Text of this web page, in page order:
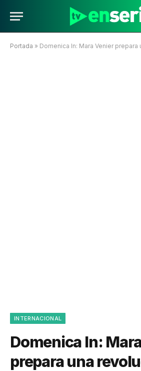
Portada » Domenica In: Mara Venier prepara una revolución en
INTERNACIONAL
Domenica In:
prepara una